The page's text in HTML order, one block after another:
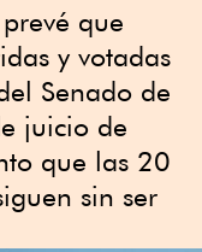
que
y votadas
Senado de
juicio de
que las 20
sin ser